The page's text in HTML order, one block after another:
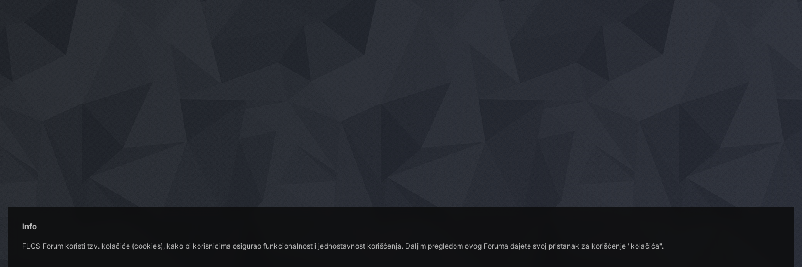
Info
FLCS Forum koristi tzv. kolačiće (cookies), kako bi korisnicima osigurao funkcionalnost i jednostavnost korišćenja. Daljim pregledom ovog Foruma dajete svoj pristanak za korišćenje "kolačića".